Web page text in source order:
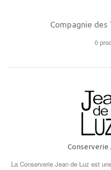
Compagnie des
0
Conserverie
La Conserverie Jean de Luz est